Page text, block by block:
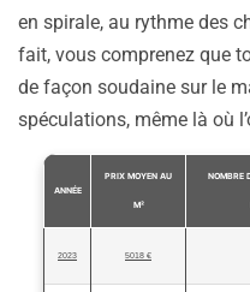
en spirale, au rythme des
fait, vous comprenez que
de façon soudaine sur le
spéculations, même là où
ANNÉE
PRIX MOYEN AU
M²
NOMBRE
2023 5018 €